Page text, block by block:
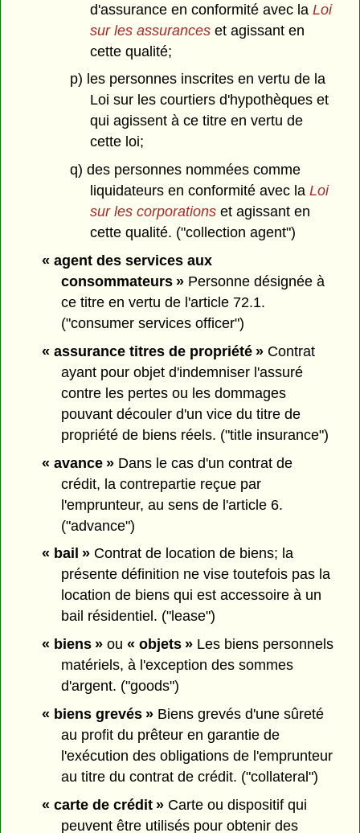
d'assurance en conformité avec la Loi
sur les assuranceset agissant en
cette qualité;
p) les personnes inscrites en vertu de la
Loi sur les courtiers d'hypothèques et
qui agissent à ce titre en vertu de
cette loi;
q) des personnes nommées comme
liquidateurs en conformité avec la Loi
sur les corporationset agissant en
cette qualité. ("collection agent")
« agent des services aux
consommateurs » Personne désignée à
ce titre en vertu de l'article 72.1.
("consumer services officer")
« assurance titres de propriété »Contrat
ayant pour objet d'indemniser l'assuré
contre les pertes ou les dommages
pouvant découler d'un vice du titre de
propriété de biens réels. ("title insurance")
« avance »Dans le cas d'un contrat de
crédit, la contrepartie reçue par
l'emprunteur, au sens de l'article 6.
("advance")
« bail »Contrat de location de biens; la
présente définition ne vise toutefois pas la
location de biens qui est accessoire à un
bail résidentiel. ("lease")
« biens »ou « objets »Les biens personnels
matériels, à l'exception des sommes
d'argent. ("goods")
« biens grevés »Biens grevés d'une sûreté
au profit du prêteur en garantie de
l'exécution des obligations de l'emprunteur
au titre du contrat de crédit. ("collateral")
« carte de crédit »Carte ou dispositif qui
peuvent être utilisés pour obtenir des